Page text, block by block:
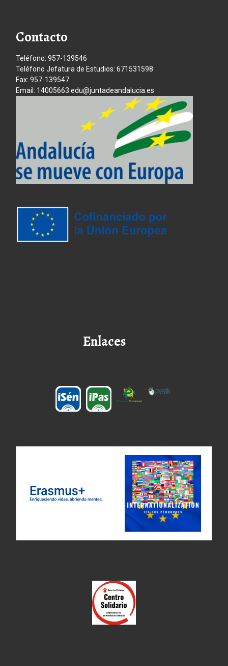
Contacto
Teléfono: 957-139546
Teléfono Jefatura de Estudios: 671531598
Fax: 957-139547
Email: 14005663.edu@juntadeandalucia.es
Enlaces